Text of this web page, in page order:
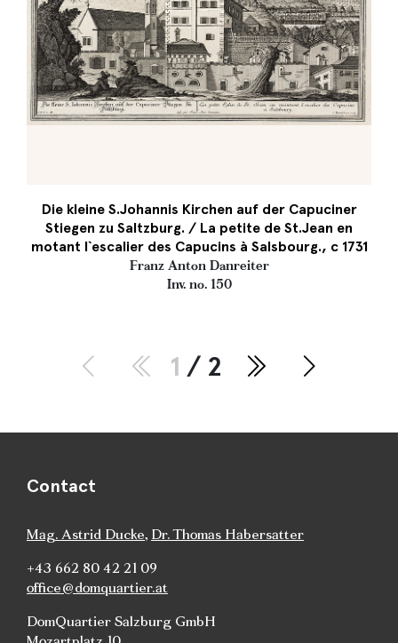
Die kleine S.Johannis Kirchen auf der Capuciner
Stiegen zu Saltzburg. / La petite de St.Jean en
motant l`escalier des Capucins à Salsbourg., c 1731
Franz Anton Danreiter
Inv. no. 150
1 / 2
Contact
Mag. Astrid Ducke, Dr. Thomas Habersatter
+43 662 80 42 21 09
office@domquartier.at
DomQuartier Salzburg GmbH